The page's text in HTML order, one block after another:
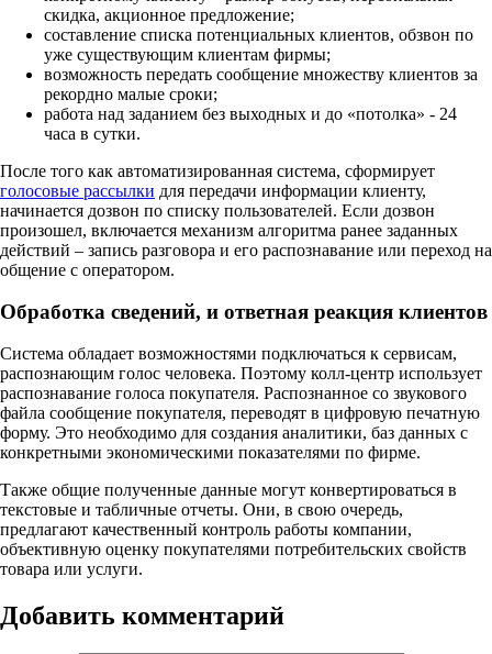
скидка, акционное предложение;
составление списка потенциальных клиентов, обзвон по
уже существующим клиентам фирмы;
возможность передать сообщение множеству клиентов за
рекордно малые сроки;
работа над заданием без выходных и до «потолка» - 24
часа в сутки.
После того как автоматизированная система, сформирует
голосовые рассылки для передачи информации клиенту,
начинается дозвон по списку пользователей. Если дозвон
произошел, включается механизм алгоритма ранее заданных
действий – запись разговора и его распознавание или переход на
общение с оператором.
Обработка сведений, и ответная реакция клиентов
Система обладает возможностями подключаться к сервисам,
распознающим голос человека. Поэтому колл-центр использует
распознавание голоса покупателя. Распознанное со звукового
файла сообщение покупателя, переводят в цифровую печатную
форму. Это необходимо для создания аналитики, баз данных с
конкретными экономическими показателями по фирме.
Также общие полученные данные могут конвертироваться в
текстовые и табличные отчеты. Они, в свою очередь,
предлагают качественный контроль работы компании,
объективную оценку покупателями потребительских свойств
товара или услуги.
Добавить комментарий